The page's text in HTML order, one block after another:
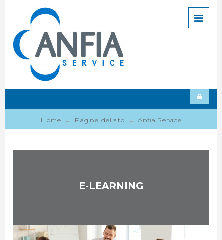
Home → Pagine del sito → Anfia Service
E-LEARNING